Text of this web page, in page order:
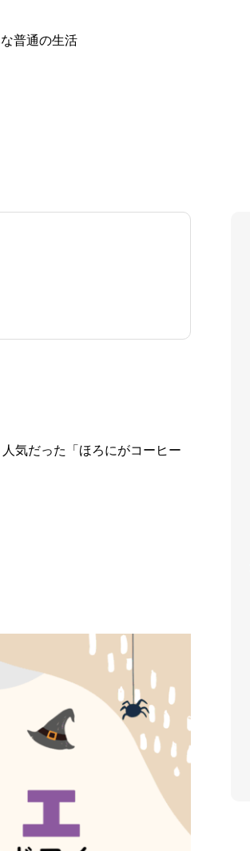
普通の生活
気だった「ほろにがコーヒー